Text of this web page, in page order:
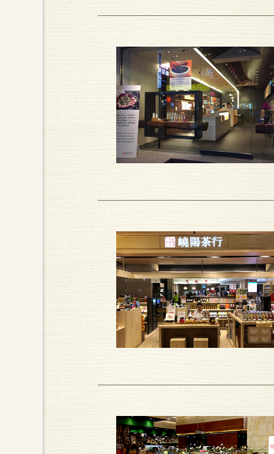
『好看、好用、好喝』是一組
日本精製的瓷芯杯，精巧細密的瓷
杯蓋反置後即可當作濾芯的托盤，保